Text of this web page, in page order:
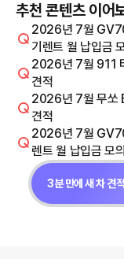
추천 콘텐츠 이어
2026년 7월
기렌트 월 납입금
2026년 7월 911
견적
2026년 7월 무쏘
견적
2026년 7월
렌트 월 납입금 모
3분 만에 새 차 견